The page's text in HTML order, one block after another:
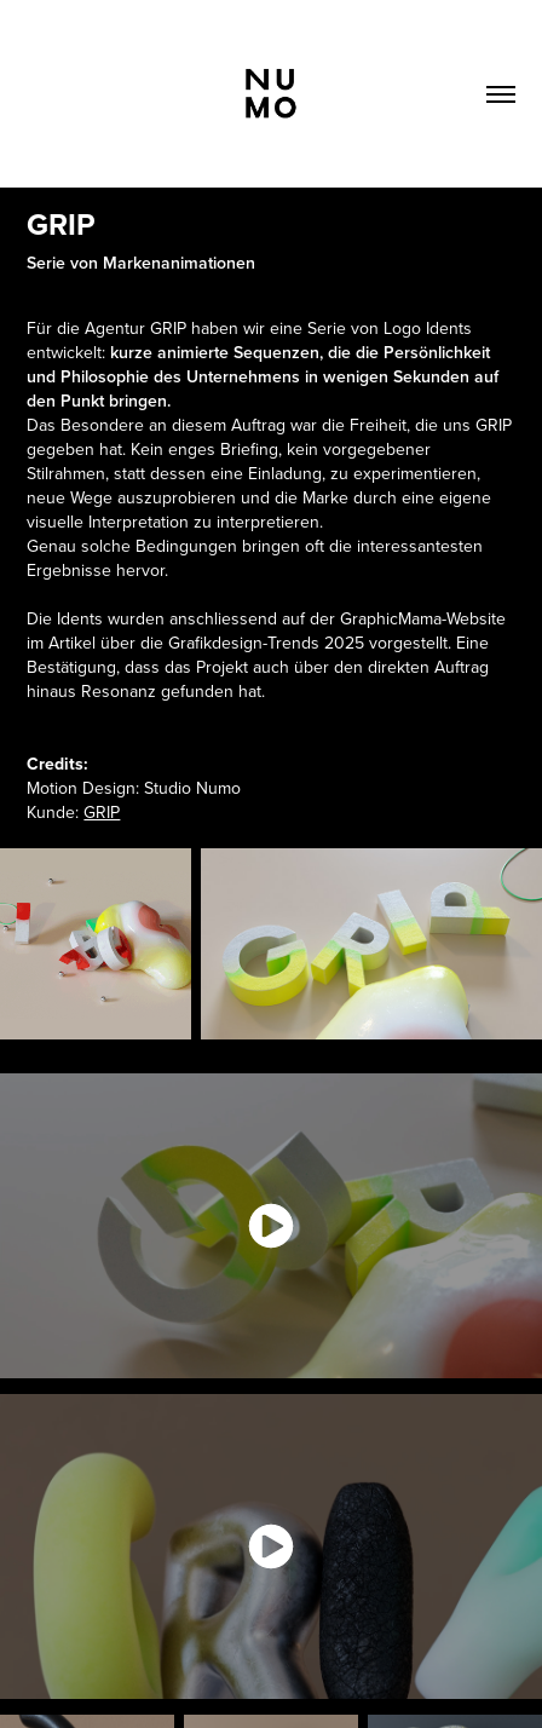
GRIP
Serie von Markenanimationen
Für die Agentur GRIP haben wir eine Serie von Logo Idents
entwickelt: kurze animierte Sequenzen, die die Persönlichkeit
und Philosophie des Unternehmens in wenigen Sekunden auf
den Punkt bringen.
Das Besondere an diesem Auftrag war die Freiheit, die uns GRIP
gegeben hat. Kein enges Briefing, kein vorgegebener
Stilrahmen, statt dessen eine Einladung, zu experimentieren,
neue Wege auszuprobieren und die Marke durch eine eigene
visuelle Interpretation zu interpretieren.
Genau solche Bedingungen bringen oft die interessantesten
Ergebnisse hervor.
Die Idents wurden anschliessend auf der GraphicMama-Website
im Artikel über die Grafikdesign-Trends 2025 vorgestellt. Eine
Bestätigung, dass das Projekt auch über den direkten Auftrag
hinaus Resonanz gefunden hat.
Credits:
Motion Design: Studio Numo
Kunde:GRIP